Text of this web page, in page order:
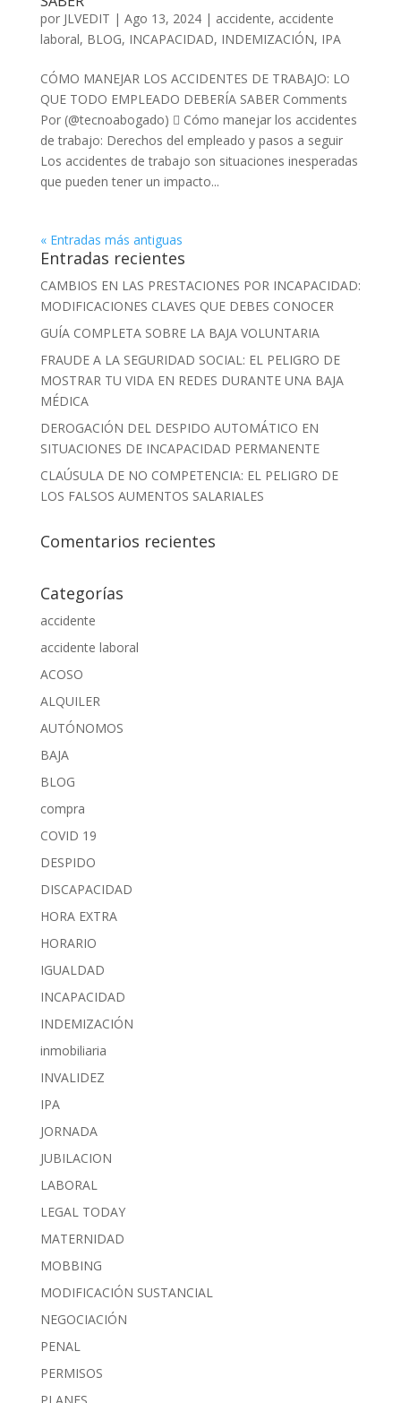
por JLVEDIT | Ago 13, 2024| accidente, accidente
laboral, BLOG, INCAPACIDAD, INDEMIZACIÓN, IPA
CÓMO MANEJAR LOS ACCIDENTES DE TRABAJO: LO
QUE TODO EMPLEADO DEBERÍA SABER Comments
Por (@tecnoabogado)  Cómo manejar los accidentes
de trabajo: Derechos del empleado y pasos a seguir
Los accidentes de trabajo son situaciones inesperadas
que pueden tener un impacto...
« Entradas más antiguas
Entradas recientes
CAMBIOS EN LAS PRESTACIONES POR INCAPACIDAD:
MODIFICACIONES CLAVES QUE DEBES CONOCER
GUÍA COMPLETA SOBRE LA BAJA VOLUNTARIA
FRAUDE A LA SEGURIDAD SOCIAL: EL PELIGRO DE
MOSTRAR TU VIDA EN REDES DURANTE UNA BAJA
MÉDICA
DEROGACIÓN DEL DESPIDO AUTOMÁTICO EN
SITUACIONES DE INCAPACIDAD PERMANENTE
CLAÚSULA DE NO COMPETENCIA: EL PELIGRO DE
LOS FALSOS AUMENTOS SALARIALES
Comentarios recientes
Categorías
accidente
accidente laboral
ACOSO
ALQUILER
AUTÓNOMOS
BAJA
BLOG
compra
COVID 19
DESPIDO
DISCAPACIDAD
HORA EXTRA
HORARIO
IGUALDAD
INCAPACIDAD
INDEMIZACIÓN
inmobiliaria
INVALIDEZ
IPA
JORNADA
JUBILACION
LABORAL
LEGAL TODAY
MATERNIDAD
MOBBING
MODIFICACIÓN SUSTANCIAL
NEGOCIACIÓN
PENAL
PERMISOS
PLANES